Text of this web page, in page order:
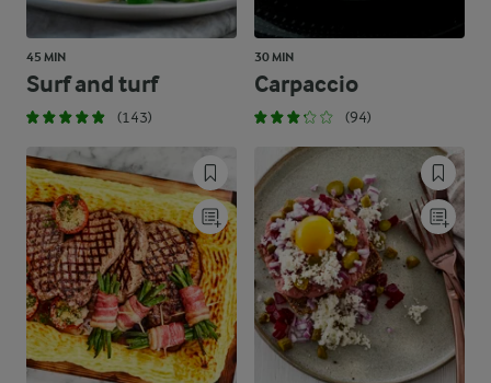
45 MIN
Surf and turf
(143)
30 MIN
Carpaccio
(94)